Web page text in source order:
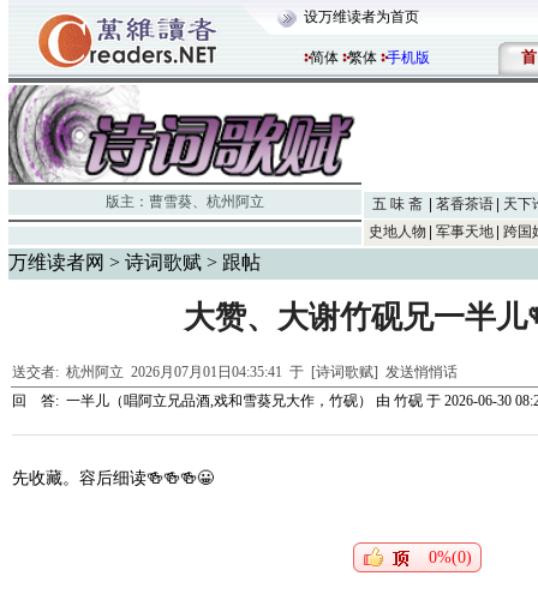
设万维读者为首页
简体 繁体 手机版 首
版主： 曹雪葵、 杭州阿立 五 味 斋 茗香茶语
天下
史地人物
军事天地 跨国
万维读者网 > 诗词歌赋 > 跟帖
大赞、大谢竹砚兄一半儿
送交者: 杭州阿立 2026月07月01日04:35:41 于 [诗词歌赋] 发送悄悄话
回 答: 一半儿（唱阿立兄品酒,戏和雪葵兄大作，竹砚） 由 竹砚 于 2026-06-30
先收藏。容后细读🍻🍻🍻😀
0%(0)